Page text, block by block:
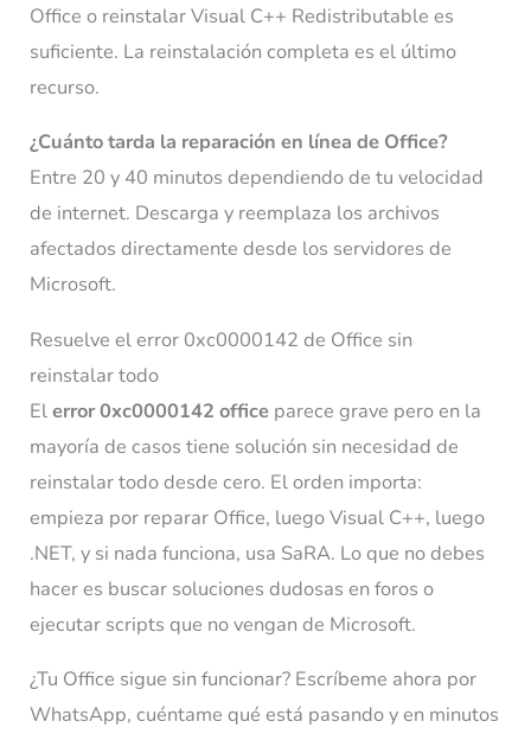
Office o reinstalar Visual C++ Redistributable es
suficiente. La reinstalación completa es el último
recurso.
¿Cuánto tarda la reparación en línea de Office?
Entre 20 y 40 minutos dependiendo de tu velocidad
de internet. Descarga y reemplaza los archivos
afectados directamente desde los servidores de
Microsoft.
Resuelve el error 0xc0000142 de Office sin
reinstalar todo
Elerror 0xc0000142 office parece grave pero en la
mayoría de casos tiene solución sin necesidad de
reinstalar todo desde cero. El orden importa:
empieza por reparar Office, luego Visual C++, luego
.NET, y si nada funciona, usa SaRA. Lo que no debes
hacer es buscar soluciones dudosas en foros o
ejecutar scripts que no vengan de Microsoft.
¿Tu Office sigue sin funcionar? Escríbeme ahora por
WhatsApp, cuéntame qué está pasando y en minutos